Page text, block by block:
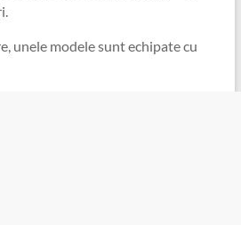
unele modele sunt echipate cu